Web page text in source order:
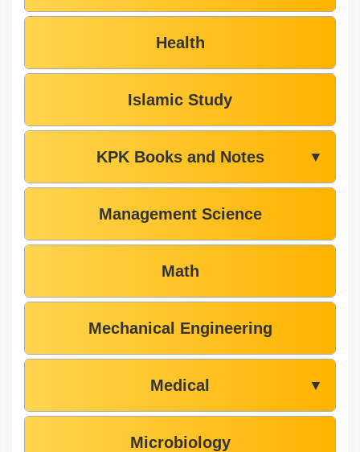
Health
Islamic Study
KPK Books and Notes ▼
Management Science
Math
Mechanical Engineering
Medical ▼
Microbiology